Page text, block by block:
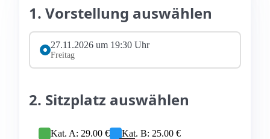
1. Vorstellung auswählen
27.11.2026 um 19:30 Uhr
Freitag
2. Sitzplatz auswählen
Kat. A: 29.00 €
Kat. B: 25.00 €